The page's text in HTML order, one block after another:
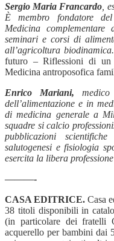
Sergio Maria Francardo ,
È membro fondatore
Medicina
seminari e corsi di
all’agricoltura
futuro – Riflessioni di
Medicina antroposofica
Enrico Mariani,
dell’alimentazione e in
di medicina generale a
squadre si calcio
pubblicazioni
salutogenesi e fisiologia
esercita la libera
———-
CASA EDITRICE.Casa
38 titoli disponibili in
(in particolare dei fratelli
acquerello per bambini dai